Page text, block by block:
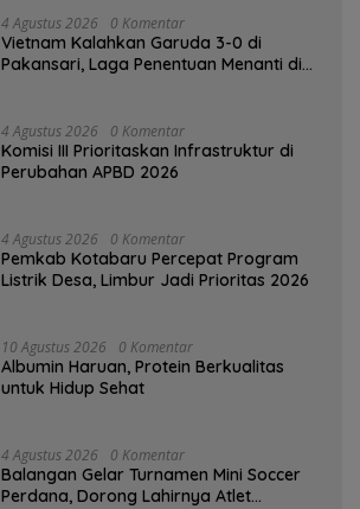
4 Agustus 2026 0 Komentar
Vietnam Kalahkan Garuda 3-0 di
Pakansari, Laga Penentuan Menanti di
4 Agustus 2026 0 Komentar
‎Komisi III Prioritaskan Infrastruktur di
Perubahan APBD 2026
4 Agustus 2026 0 Komentar
Pemkab Kotabaru Percepat Program
Listrik Desa, Limbur Jadi Prioritas 2026
10 Agustus 2026 0 Komentar
Albumin Haruan, Protein Berkualitas
untuk Hidup Sehat
4 Agustus 2026 0 Komentar
Balangan Gelar Turnamen Mini Soccer
Perdana, Dorong Lahirnya Atlet